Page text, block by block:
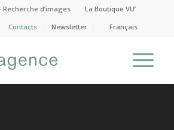
d’images
La Boutique VU’
Contacts Newsletter Français